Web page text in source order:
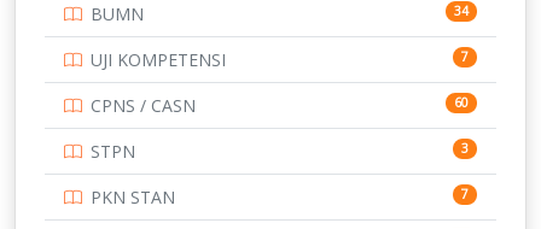
345
UNIVERSITAS AIRLANGGA 15
16
15
15
BUMN 34
UJI KOMPETENSI 7
CPNS / CASN 60
STPN 3
PKN STAN 7